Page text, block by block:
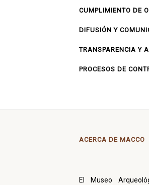
CUMPLIMIENTO DE
DIFUSIÓN Y
TRANSPARENCIA Y
PROCESOS DE
ACERCA DE MACCO
El Museo